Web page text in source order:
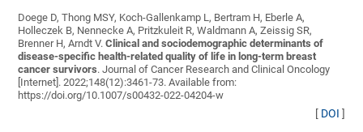
Doege D, Thong MSY, Koch-Gallenkamp L, Bertram H, Eberle A,
Holleczek B, Nennecke A, Pritzkuleit R, Waldmann A, Zeissig SR,
Brenner H, Arndt V.Clinical and sociodemographic determinants of
disease-specific health-related quality of life in long-term breast
cancer survivors. Journal of Cancer Research and Clinical Oncology
[Internet]. 2022;148(12):3461-73. Available from:
https://doi.org/10.1007/s00432-022-04204-w
[ DOI ]